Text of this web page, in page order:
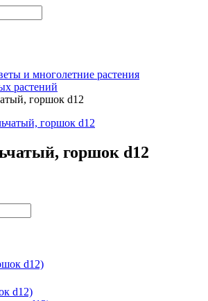
и многолетние растения
растений
горшок d12
горшок d12
d12)